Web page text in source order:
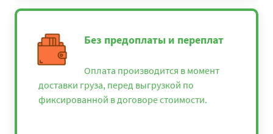
Без предоплаты и переплат
Оплата производится в момент
доставки груза, перед выгрузкой по
фиксированной в договоре стоимости.